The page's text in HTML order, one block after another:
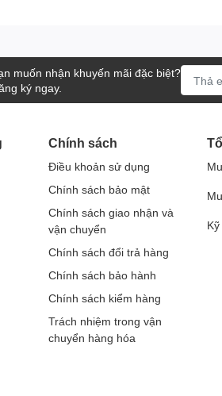
muốn nhận khuyến mãi đặc biệt?
ký ngay.
Chính sách
Điều khoản sử dụng
Chính sách bảo mật
Chính sách giao nhận và
vận chuyển
Chính sách đổi trả hàng
Chính sách bảo hành
Chính sách kiểm hàng
Trách nhiệm trong vận
chuyển hàng hóa